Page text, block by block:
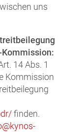
uns
Kommission:
14 Abs. 1
Kommission
finden.